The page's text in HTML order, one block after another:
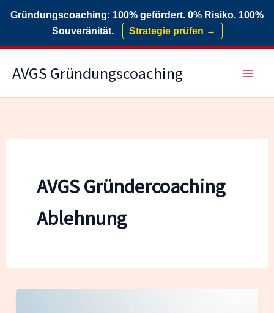
Gründungscoaching: 100% gefördert. 0% Risiko. 100%
Souveränität.
Strategie prüfen →
InhaltAVGS Gründungscoaching
AVGS Gründercoaching
Ablehnung